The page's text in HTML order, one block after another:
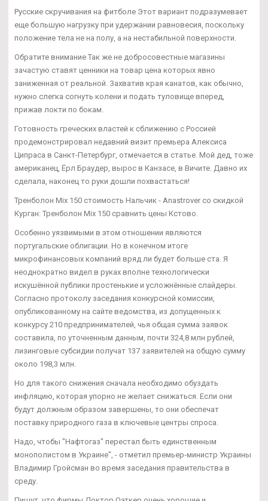
Русские скручивания на фитболе Этот вариант подразумевает
еще большую нагрузку при удержании равновесия, поскольку
положение тела не на полу, а на нестабильной поверхности.
Обратите внимание Так же не добросовестные магазины
зачастую ставят ценники на товар цена которых явно
заниженная от реальной. Захватив края канатов, как обычно,
нужно слегка согнуть колени и подать туловище вперед,
прижав локти по бокам.
Готовность греческих властей к сближению с Россией
продемонстрировал недавний визит премьера Алексиса
Ципраса в Санкт-Петербург, отмечается в статье. Мой дед, тоже
американец, Ёрл Браудер, вырос в Канзасе, в Вичите. Давно их
сделала, наконец то руки дошли похвастаться!
Тренболон Mix 150 стоимость Нальчик - Anastrover со скидкой
Курган: Тренболон Mix 150 сравнить цены Кстово.
Особенно уязвимыми в этом отношении являются
португальские облигации. Но в конечном итоге
микрофинансовых компаний вряд ли будет больше ста. Я
неоднократно видел в руках вполне технологически
искушённой публики простенькие и усложнённые слайдеры.
Согласно протоколу заседания конкурсной комиссии,
опубликованному на сайте ведомства, из допущенных к
конкурсу 210 предпринимателей, чья общая сумма заявок
составила, по уточненным данным, почти 324,8 млн рублей,
лизинговые субсидии получат 137 заявителей на общую сумму
около 198,3 млн.
Но для такого снижения сначала необходимо обуздать
инфляцию, которая упорно не желает снижаться. Если они
будут должным образом завершены, то они обеспечат
поставку природного газа в ключевые центры спроса.
Надо, чтобы "Нафтогаз" перестал быть единственным
монополистом в Украине", - отметил премьер-министр Украины
Владимир Гройсман во время заседания правительства в
среду.